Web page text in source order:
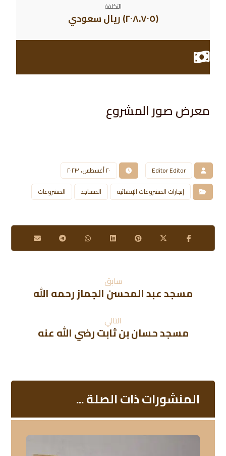
التكلفة
(٢٠٨.٧٠٥) ريال سعودي
معرض صور المشروع​
Editor Editor
٢٠ أغسطس، ٢٠٢٣
إنجازات المشروعات الإنشائية
المساجد المشروعات
سابق
مسجد عبد المحسن الجماز رحمه الله
التالي
مسجد حسان بن ثابت رضي الله عنه
المنشورات ذات الصلة ...